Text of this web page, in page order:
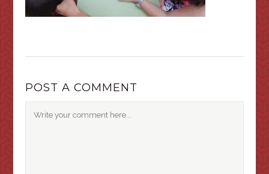
POST A COMMENT